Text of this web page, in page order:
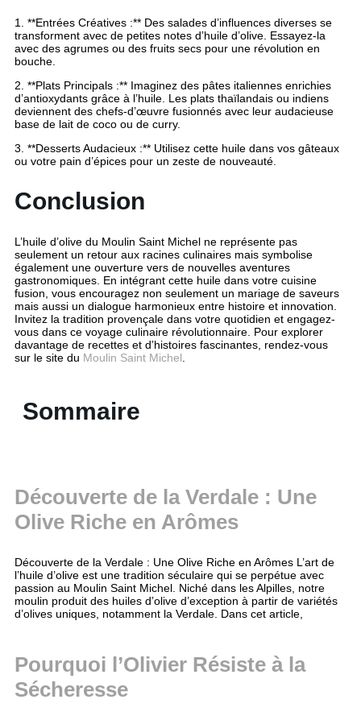
1. **Entrées Créatives :** Des salades d’influences diverses se
transforment avec de petites notes d’huile d’olive. Essayez-la
avec des agrumes ou des fruits secs pour une révolution en
bouche.
2. **Plats Principals :** Imaginez des pâtes italiennes enrichies
d’antioxydants grâce à l’huile. Les plats thaïlandais ou indiens
deviennent des chefs-d’œuvre fusionnés avec leur audacieuse
base de lait de coco ou de curry.
3. **Desserts Audacieux :** Utilisez cette huile dans vos gâteaux
ou votre pain d’épices pour un zeste de nouveauté.
Conclusion
L’huile d’olive du Moulin Saint Michel ne représente pas
seulement un retour aux racines culinaires mais symbolise
également une ouverture vers de nouvelles aventures
gastronomiques. En intégrant cette huile dans votre cuisine
fusion, vous encouragez non seulement un mariage de saveurs
mais aussi un dialogue harmonieux entre histoire et innovation.
Invitez la tradition provençale dans votre quotidien et engagez-
vous dans ce voyage culinaire révolutionnaire. Pour explorer
davantage de recettes et d’histoires fascinantes, rendez-vous
sur le site du Moulin Saint Michel
Sommaire
Découverte de la Verdale : Une
Olive Riche en Arômes
Découverte de la Verdale : Une Olive Riche en Arômes L’art de
l’huile d’olive est une tradition séculaire qui se perpétue avec
passion au Moulin Saint Michel. Niché dans les Alpilles, notre
moulin produit des huiles d’olive d’exception à partir de variétés
d’olives uniques, notamment la Verdale. Dans cet article,
Pourquoi l’Olivier Résiste à la
Sécheresse